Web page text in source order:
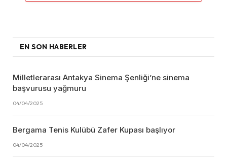
EN SON HABERLER
Milletlerarası Antakya Sinema Şenliği’ne sinema
başvurusu yağmuru
04/04/2025
Bergama Tenis Kulübü Zafer Kupası başlıyor
04/04/2025